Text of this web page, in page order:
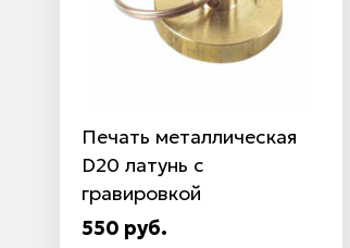
Печать металлическая
D20 латунь с
гравировкой
550 руб.